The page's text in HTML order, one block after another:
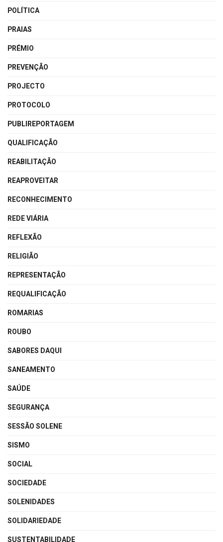
POLÍTICA
PRAIAS
PRÉMIO
PREVENÇÃO
PROJECTO
PROTOCOLO
PUBLIREPORTAGEM
QUALIFICAÇÃO
REABILITAÇÃO
REAPROVEITAR
RECONHECIMENTO
REDE VIÁRIA
REFLEXÃO
RELIGIÃO
REPRESENTAÇÃO
REQUALIFICAÇÃO
ROMARIAS
ROUBO
SABORES DAQUI
SANEAMENTO
SAÚDE
SEGURANÇA
SESSÃO SOLENE
SISMO
SOCIAL
SOCIEDADE
SOLENIDADES
SOLIDARIEDADE
SUSTENTABILIDADE